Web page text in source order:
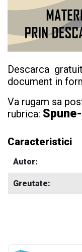
Descarca
document in
Va rugam sa
rubrica:
Caracteristici
Autor:
Greutate: